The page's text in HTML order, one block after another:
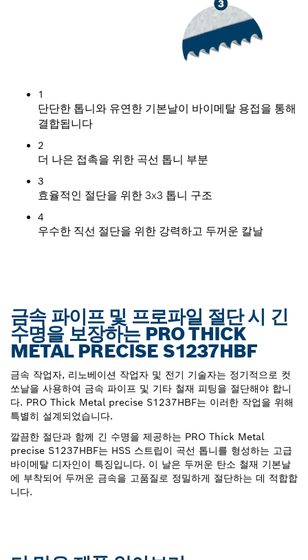
1
단단한 톱니와 유연한 기본날이 바이메탈 용접을 통해
결합됩니다
2
더 나은 접촉을 위한 곡선 톱니 부분
3
효율적인 절단을 위한 3x3 톱니 구조
4
우수한 직선 절단을 위한 강력하고 두꺼운 칼날
금속 파이프 및 프로파일 절단 시 긴
수명을 보장하는 PRO THICK
METAL PRECISE S1237HBF
금속 작업자, 리노베이션 작업자 및 전기 기술자는 정기적으로 컷
쏘날을 사용하여 금속 파이프 및 기타 철재 피팅을 절단해야 합니
다. PRO Thick Metal precise S1237HBF는 이러한 작업을 위해
특별히 설계되었습니다.
깔끔한 절단과 함께 긴 수명을 제공하는 PRO Thick Metal
precise S1237HBF는 HSS 스트립이 곡선 톱니를 형성하는 고급
바이메탈 디자인이 특징입니다. 이 날은 두꺼운 탄소 철재 기본날
에 부착되어 두꺼운 금속을 고품질로 정밀하게 절단하는 데 적합합
니다.